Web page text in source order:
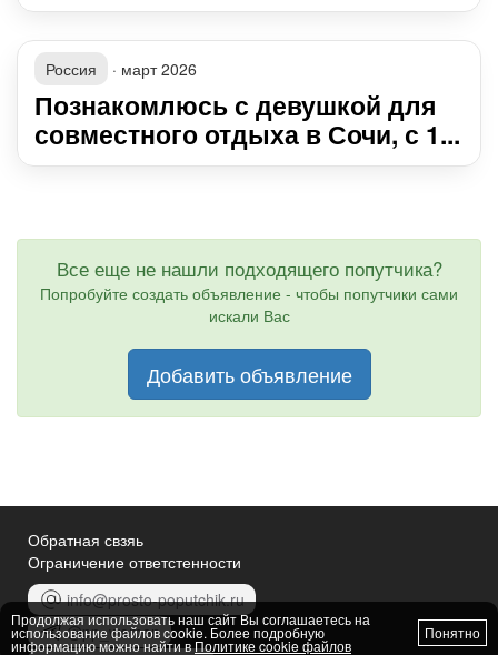
Россия · март 2026
Познакомлюсь с девушкой для
совместного отдыха в Сочи, с 1...
Все еще не нашли подходящего попутчика?
Попробуйте создать объявление - чтобы попутчики сами
искали Вас
Добавить объявление
Обратная свзяь
Ограничение ответстенности
info@prosto-poputchik.ru
@pp_women
Продолжая использовать наш сайт Вы соглашаетесь на
использование файлов cookie. Более подробную
информацию можно найти вПолитике cookie файлов
Понятно